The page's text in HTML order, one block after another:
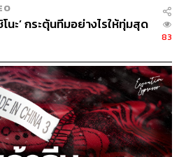
นะ’ กระตุ้นทีมอย่างไรให้ทุ่มสุด
83